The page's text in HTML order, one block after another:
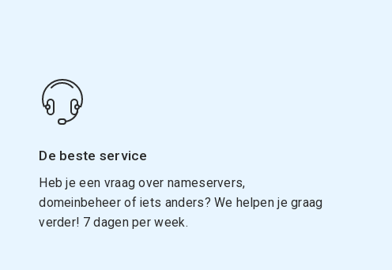
De beste service
Heb je een vraag over nameservers,
domeinbeheer of iets anders? We helpen je graag
verder! 7 dagen per week.